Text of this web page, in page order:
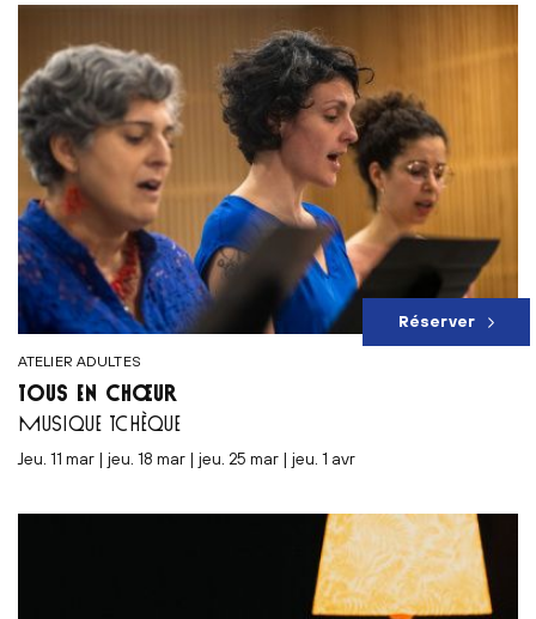
ATELIER ADULTES
TOUS EN CHŒUR
MUSIQUE TCHÈQUE
jeu. 11 mar | jeu. 18 mar | jeu. 25 mar | jeu. 1 avr
Réserver